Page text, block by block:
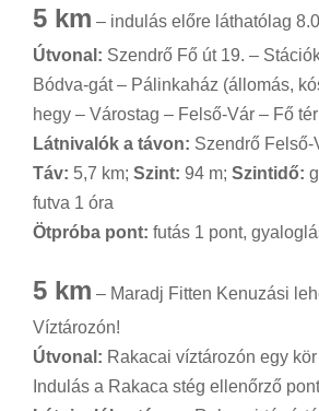
5 km – indulás előre láthatólag
Útvonal: Szendrő Fő út 19. –
Bódva-gát – Pálinkaház (állomás,
hegy – Várostag – Felső-Vár – Fő tér
Látnivalók a távon: Szendrő Felső-
Táv: 5,7 km; Szint: 94 m; Szintidő:
futva 1 óra
Ötpróba pont: futás 1 pont,
5 km – Maradj Fitten Kenuzási
Víztározón!
Útvonal: Rakacai víztározón egy
Indulás a Rakaca stég ellenőrző